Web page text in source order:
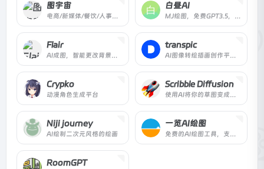
图宇宙
电商/新媒体/餐饮/人事行政做设计就用「图宇宙」，超懒爽、真智能、零风险；给我需求，给你设计，自动生成多平台、多尺寸结果；臻选素材，正版授权，安心商用
白昼AI
MJ绘图，免费GPT3.5，GPT4.0，
Flair
AI成图，智能更改背景，有着较好的光线处理能力
transpic
AI图像转绘插画创作平台、上传图片生成多张图片，图片风格转换
Crypko
动漫角色生成平台
Scribble Diffusion
使用AI将你的草图变成精致的图像
Niji journey
AI绘制二次元风格的绘画
一览AI绘图
免费的AI绘图工具，支持文生图、图生图两种模式，内置8种模型，超高分辨率，轻松创作高品质图片，简单操作即可3秒生成多张图片。
RoomGPT